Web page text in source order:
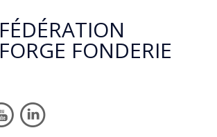
FÉDÉRATION
FORGE FONDERIE